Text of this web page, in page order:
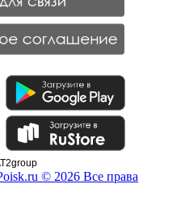
© 2026 Все права